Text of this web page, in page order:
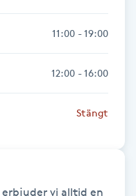
11:00 - 19:00
12:00 - 16:00
Stängt
erbjuder vi alltid en